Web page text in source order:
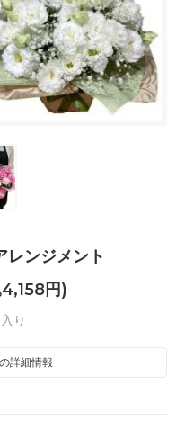
レンジメント
円)
り
詳細情報